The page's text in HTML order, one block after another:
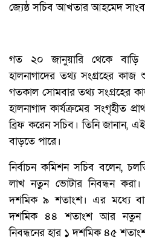
জ্যেষ্ঠ সচিব আখতার আহমেদ
গত ২০ জানুয়ারি থেকে বাড়ি
হালনাগাদের তথ্য সংগ্রহের কাজ
গতকাল সোমবার তথ্য সংগ্রহের
হালনাগাদ কার্যক্রমের সংগৃহীত
ব্রিফ করেন সচিব। তিনি জানান,
বাড়তে পারে।
নির্বাচন কমিশন সচিব বলেন,
লাখ নতুন ভোটার নিবন্ধন
দশমিক ৯ শতাংশ। এর মধ্যে
দশমিক ৪৪ শতাংশ আর নতুন
নিবন্ধনের হার ১ দশমিক ৪৫